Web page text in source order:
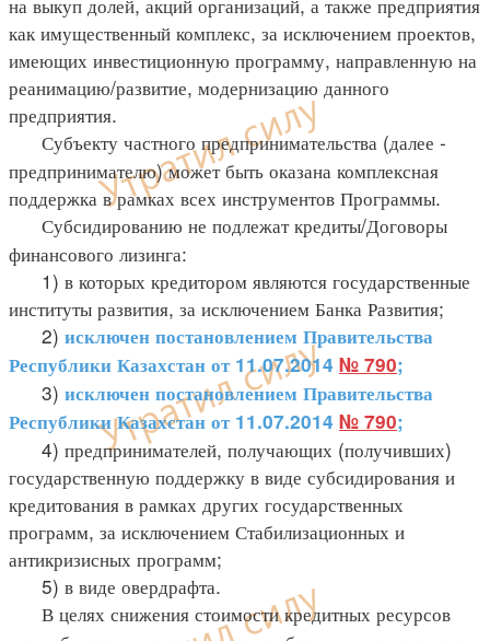
как имущественный комплекс, за исключением проектов,
имеющих инвестиционную программу, направленную на
реанимацию/развитие, модернизацию данного
предприятия.
Субъекту частного предпринимательства (далее -
предпринимателю) может быть оказана комплексная
поддержка в рамках всех инструментов Программы.
Субсидированию не подлежат кредиты/Договоры
финансового лизинга:
1) в которых кредитором являются государственные
институты развития, за исключением Банка Развития;
2) исключен постановлением Правительства
Республики Казахстан от 11.07.2014 № 790;
3) исключен постановлением Правительства
Республики Казахстан от 11.07.2014 № 790;
4) предпринимателей, получающих (получивших)
государственную поддержку в виде субсидирования и
кредитования в рамках других государственных
программ, за исключением Стабилизационных и
антикризисных программ;
5) в виде овердрафта.
В целях снижения стоимости кредитных ресурсов